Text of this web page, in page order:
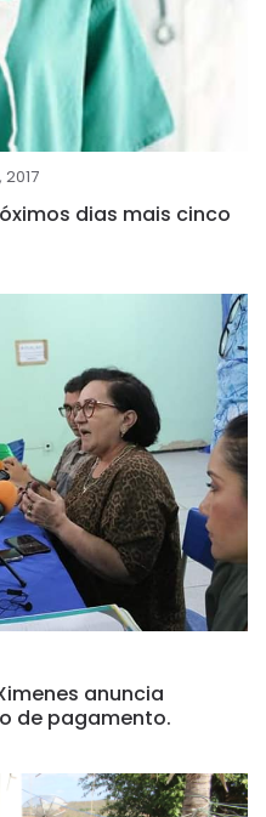
dias mais cinco
anuncia
de pagamento.